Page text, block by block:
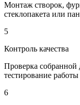
Монтаж створок,
стеклопакета или
5
Контроль качества
Проверка собранной
тестирование
6